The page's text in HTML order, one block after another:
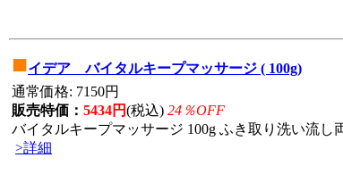
■イデア バイタルキープマッサージ ( 100g)
通常価格: 7150円
販売特価： 5434円(税込) 24％OFF
バイタルキープマッサージ 100g ふき取り洗い流し
>詳細